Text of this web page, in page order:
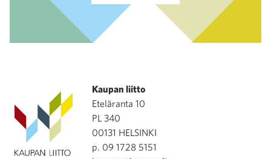
Kaupan liitto
Eteläranta 10
PL 340
00131 HELSINKI
p. 09 1728 5151